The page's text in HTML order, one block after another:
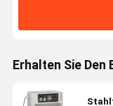
Erhalten Sie Den